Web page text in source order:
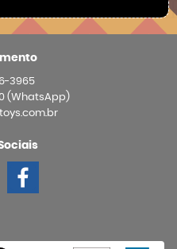
3965
(WhatsApp)